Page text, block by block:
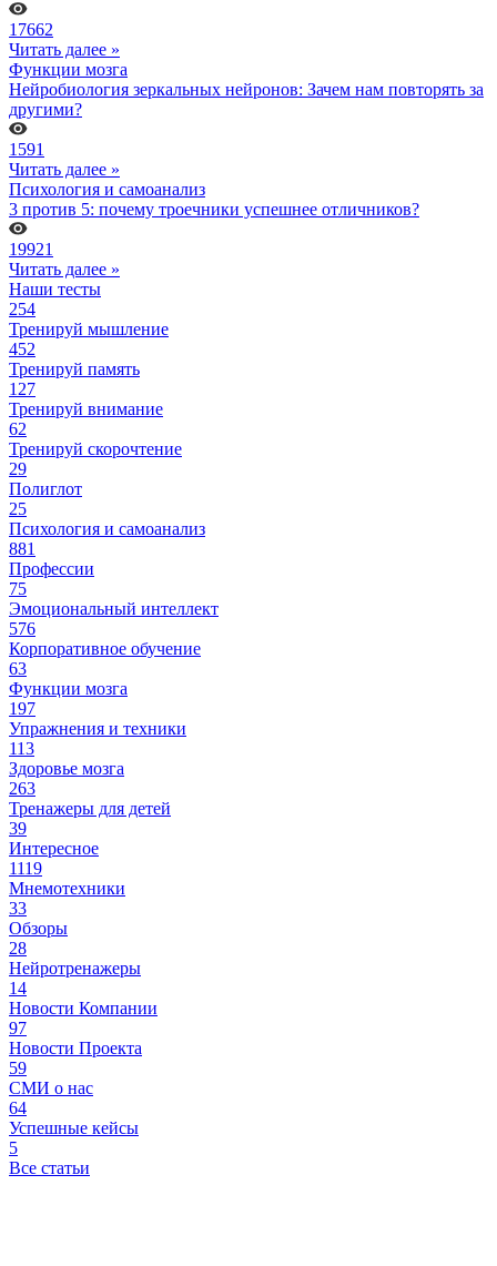
17662
Читать далее »
Функции мозга
Нейробиология зеркальных нейронов: Зачем нам повторять за
другими?
1591
Читать далее »
Психология и самоанализ
3 против 5: почему троечники успешнее отличников?
19921
Читать далее »
Наши тесты
254
Тренируй мышление
452
Тренируй память
127
Тренируй внимание
62
Тренируй скорочтение
29
Полиглот
25
Психология и самоанализ
881
Профессии
75
Эмоциональный интеллект
576
Корпоративное обучение
63
Функции мозга
197
Упражнения и техники
113
Здоровье мозга
263
Тренажеры для детей
39
Интересное
1119
Мнемотехники
33
Обзоры
28
Нейротренажеры
14
Новости Компании
97
Новости Проекта
59
СМИ о нас
64
Успешные кейсы
5
Все статьи